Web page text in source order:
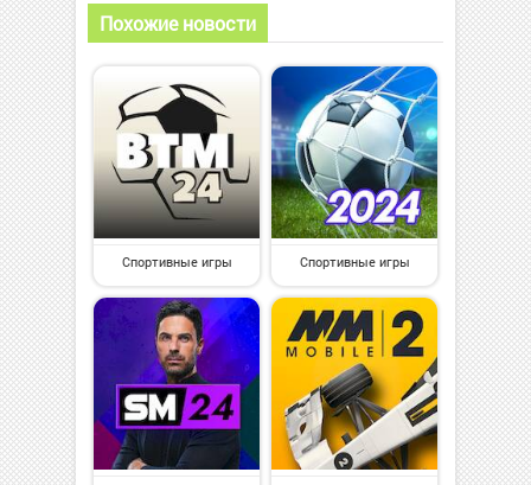
Похожие новости
Спортивные игры Спортивные игры